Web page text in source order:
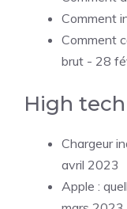
Comment
Comment
brut - 28
High tech
Chargeur
avril 2023
Apple :